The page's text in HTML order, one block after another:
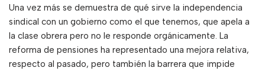
Una vez más se demuestra de qué sirve la independencia
sindical con un gobierno como el que tenemos, que apela a
la clase obrera pero no le responde orgánicamente. La
reforma de pensiones ha representado una mejora relativa,
respecto al pasado, pero también la barrera que impide